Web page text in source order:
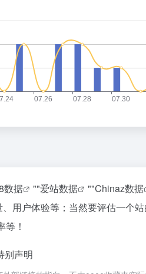
数据 ""爱站数据 ""Chinaz数据
用户体验等；当然要评估一个
！
别声明